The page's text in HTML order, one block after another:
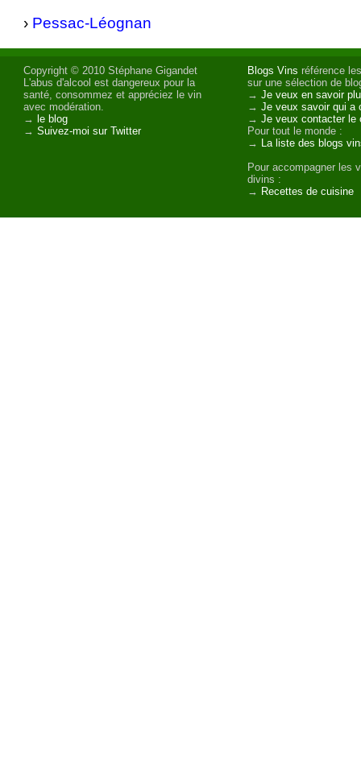
› Pessac-Léognan
Copyright © 2010 Stéphane Gigandet
L'abus d'alcool est dangereux pour la
santé, consommez et appréciez le vin
avec modération.
→ le blog
→Suivez-moi sur Twitter
Blogs Vins référence
sur une sélection de
→Je veux en savoir
→Je veux savoir qui a
→Je veux contacter le
Pour tout le monde :
→
La liste des blogs
Pour accompagner les
divins :
→ Recettes de cuisine